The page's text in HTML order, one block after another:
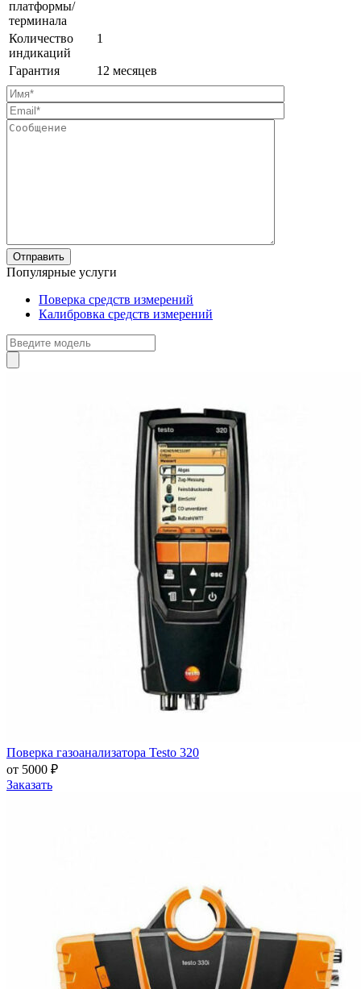
платформы/
терминала
Количество
индикаций
1
Гарантия 12 месяцев
Популярные услуги
Поверка средств измерений
Калибровка средств измерений
Поверка газоанализатора Testo 320
от 5000 ₽
Заказать